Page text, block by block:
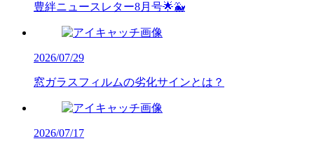
豊絆ニュースレター8月号🌟🐳
2026/07/29
窓ガラスフィルムの劣化サインとは？
2026/07/17